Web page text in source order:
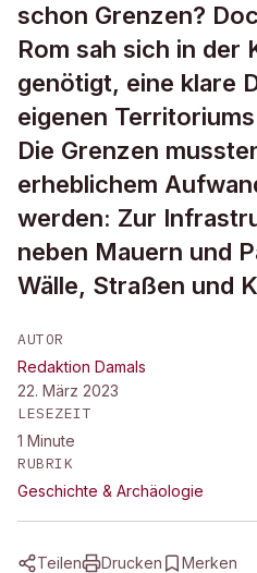
schon Grenzen?
Rom sah sich in der
genötigt, eine klare
eigenen
Die Grenzen
erheblichem
werden: Zur
neben Mauern und
Wälle, Straßen und
AUTOR
Redaktion Damals
22. März 2023
LESEZEIT
1 Minute
RUBRIK
Geschichte & Archäologie
Teilen Drucken Merken